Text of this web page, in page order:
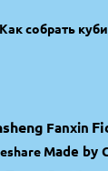
Как собрать
Fanxin
Made by